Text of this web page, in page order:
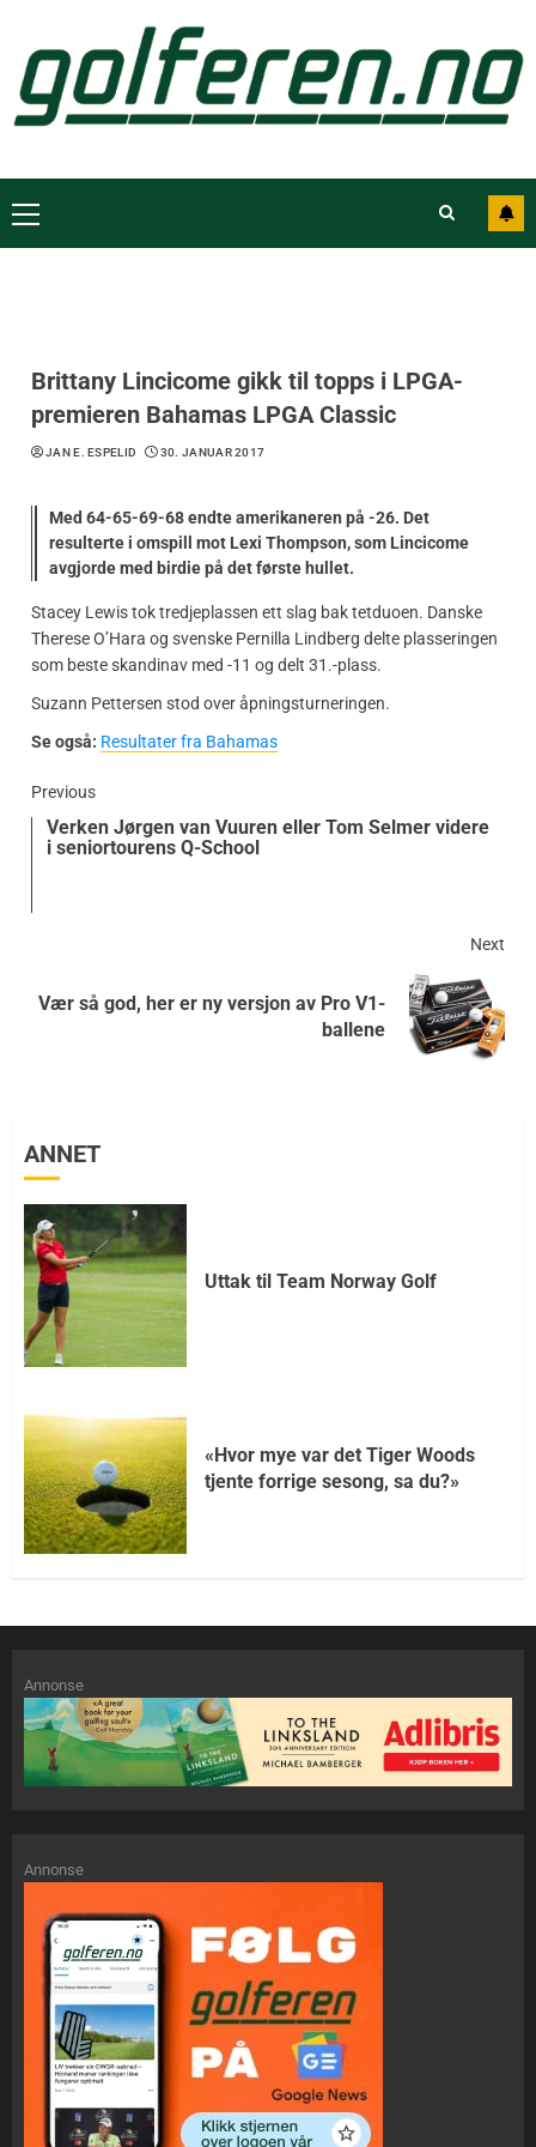
Brittany Lincicome gikk til topps i LPGA-
premieren Bahamas LPGA Classic
JAN E. ESPELID 30. JANUAR 2017
Med 64-65-69-68 endte amerikaneren på -26. Det
resulterte i omspill mot Lexi Thompson, som Lincicome
avgjorde med birdie på det første hullet.
Stacey Lewis tok tredjeplassen ett slag bak tetduoen. Danske
Therese O’Hara og svenske Pernilla Lindberg delte plasseringen
som beste skandinav med -11 og delt 31.-plass.
Suzann Pettersen stod over åpningsturneringen.
Se også: Resultater fra Bahamas
Previous
Verken Jørgen van Vuuren eller Tom Selmer videre
i seniortourens Q-School
Next
Vær så god, her er ny versjon av Pro V1-
ballene
ANNET
Uttak til Team Norway Golf
«Hvor mye var det Tiger Woods
tjente forrige sesong, sa du?»
Annonse
Annonse